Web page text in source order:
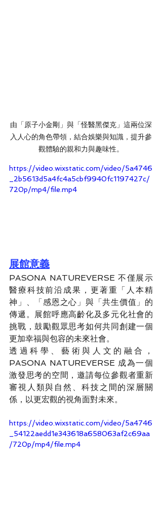
由「原子小金剛」與「怪醫黑傑克」這兩位深
入人心的角色帶領，結合娛樂與知識，提升參
觀體驗的親和力與趣味性。
https://video.wixstatic.com/video/5a4746
_2b5613d5a4fc4a5cbf9940fc1197427c/
720p/mp4/file.mp4
展館意義
PASONA NATUREVERSE 不僅展示
醫療科技前沿成果，更著重「人本精
神」、「感恩之心」與「共生價值」的
傳遞。展館呼應高齡化及多元化社會的
挑戰，鼓勵觀眾思考如何共同創建一個
更加幸福與包容的未來社會。
透過科學、藝術與人文的融合，
PASONA NATUREVERSE 成為一個
激發思考的空間，邀請每位參觀者重新
審視人類與自然、科技之間的深層關
係，以更宏觀的視角面對未來。
https://video.wixstatic.com/video/5a4746
_54122aedd1e343618a658063af2c69aa
/720p/mp4/file.mp4